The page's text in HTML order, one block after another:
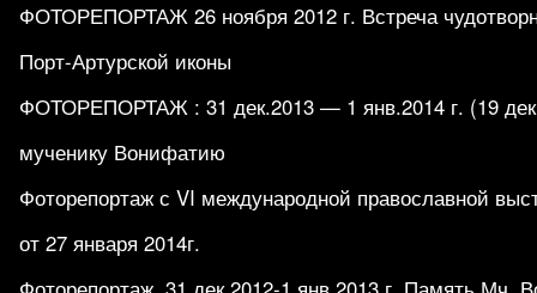
ФОТОРЕПОРТАЖ 26 ноября 2012 г. Встреча
Порт-Артурской иконы
ФОТОРЕПОРТАЖ : 31 дек.2013 — 1 янв.2014 г. (19
мученику Вонифатию
Фоторепортаж с VI международной православной
от 27 января 2014г.